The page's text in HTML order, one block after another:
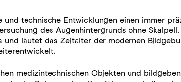
technische Entwicklungen einen immer
des Augenhintergrunds ohne
läutet das Zeitalter der modernen
medizintechnischen Objekten und